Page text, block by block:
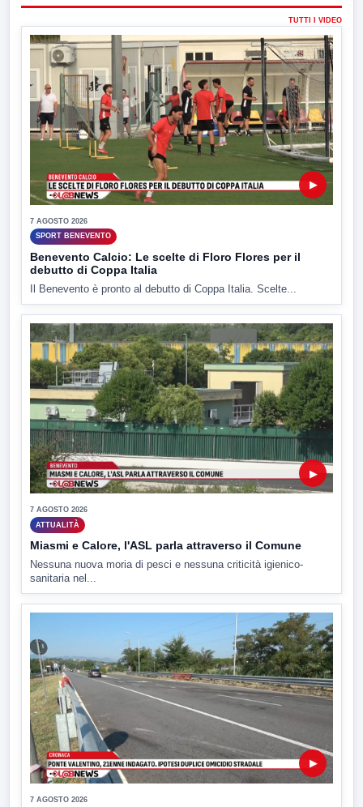
TUTTI I VIDEO
▶
7 AGOSTO 2026
SPORT BENEVENTO
Benevento Calcio: Le scelte di Floro Flores per il
debutto di Coppa Italia
Il Benevento è pronto al debutto di Coppa Italia. Scelte...
▶
7 AGOSTO 2026
ATTUALITÀ
Miasmi e Calore, l'ASL parla attraverso il Comune
Nessuna nuova moria di pesci e nessuna criticità igienico-
sanitaria nel...
▶
7 AGOSTO 2026